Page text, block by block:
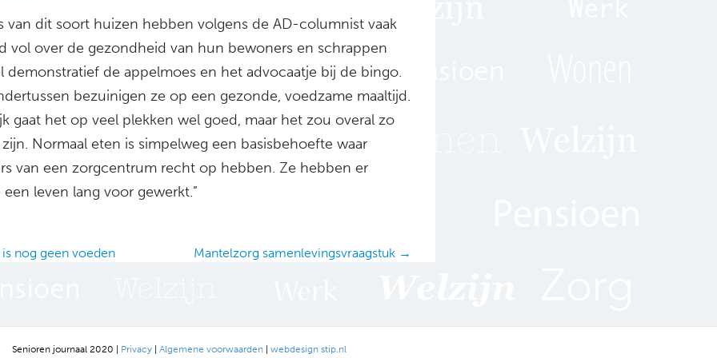
van dit soort huizen hebben volgens de AD-columnist vaak
vol over de gezondheid van hun bewoners en schrappen
demonstratief de appelmoes en het advocaatje bij de bingo.
bezuinigen ze op een gezonde, voedzame maaltijd.
gaat het op veel plekken wel goed, maar het zou overal zo
Normaal eten is simpelweg een basisbehoefte waar
van een zorgcentrum recht op hebben. Ze hebben er
leven lang voor gewerkt.”
nog geen voeden Mantelzorg samenlevingsvraagstuk →
Senioren journaal 2020 | Privacy | Algemene voorwaarden | webdesign stip.nl